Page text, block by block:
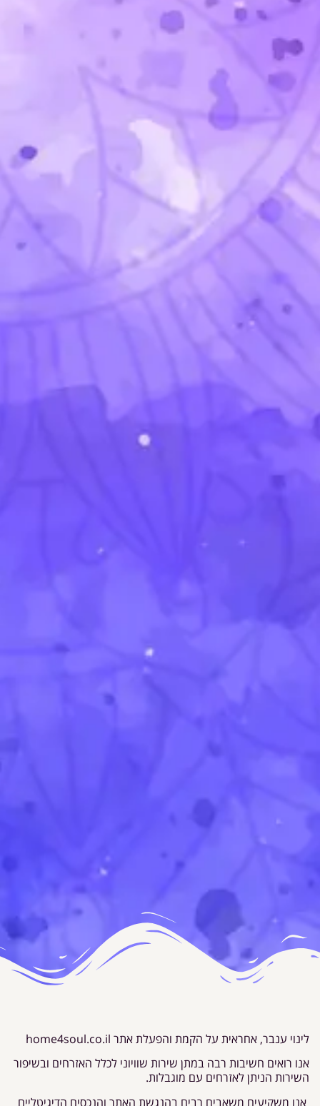
לינוי ענבר, אחראית על הקמת והפעלת אתר home4soul.co.il
אנו רואים חשיבות רבה במתן שירות שוויוני לכלל האזרחים ובשיפור
השירות הניתן לאזרחים עם מוגבלות.
אנו משקיעים משאבים רבים בהנגשת האתר והנכסים הדיגיטליים